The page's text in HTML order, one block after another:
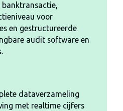
voor
en gestructureerde
audit software en
dataverzameling
met realtime cijfers